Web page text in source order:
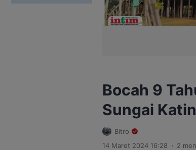
Bocah 9
Sungai
Bitro
14 Maret 2024 16:28 . 2